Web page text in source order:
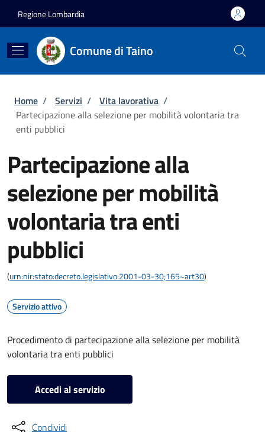
Regione Lombardia
Comune di Taino
Briciole di pane
Home / Servizi / Vita lavorativa /
Partecipazione alla selezione per mobilità volontaria tra
enti pubblici
Partecipazione alla
selezione per mobilità
volontaria tra enti
pubblici
(urn:nir:stato:decreto.legislativo:2001-03-30;165~art30)
Servizio attivo
Procedimento di partecipazione alla selezione per mobilità
volontaria tra enti pubblici
Accedi al servizio
Condividi